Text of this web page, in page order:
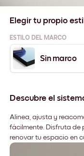
Elegir tu propio
ESTILO DEL MARCO
Sin marco
Descubre el
Alinea, ajusta y
fácilmente. Disfruta de
renovar tu espacio en